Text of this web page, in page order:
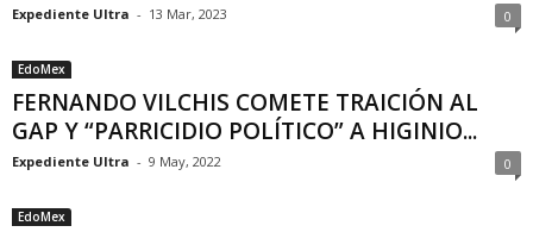
Expediente Ultra - 13 Mar, 2023 0
EdoMex
FERNANDO VILCHIS COMETE TRAICIÓN AL
GAP Y “PARRICIDIO POLÍTICO” A HIGINIO...
Expediente Ultra - 9 May, 2022 0
EdoMex